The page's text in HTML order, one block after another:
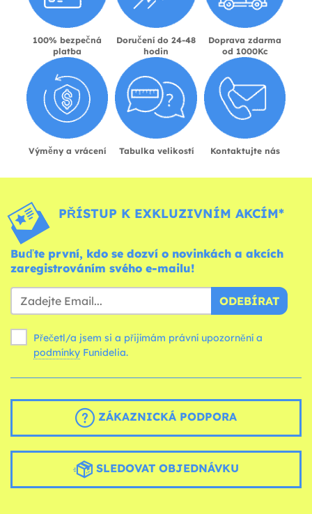
100% bezpečná
platba
Doručení do 24-48
hodin
Doprava zdarma
od 1000Kc
Výměny a vrácení Tabulka velikostí Kontaktujte nás
PŘÍSTUP K EXKLUZIVNÍM AKCÍM*
Buďte první, kdo se dozví o novinkách a akcích
zaregistrováním svého e-mailu!
ODEBÍRAT
Přečetl/a jsem si a přijímám právní upozornění a
podmínky Funidelia.
ZÁKAZNICKÁ PODPORA
SLEDOVAT OBJEDNÁVKU